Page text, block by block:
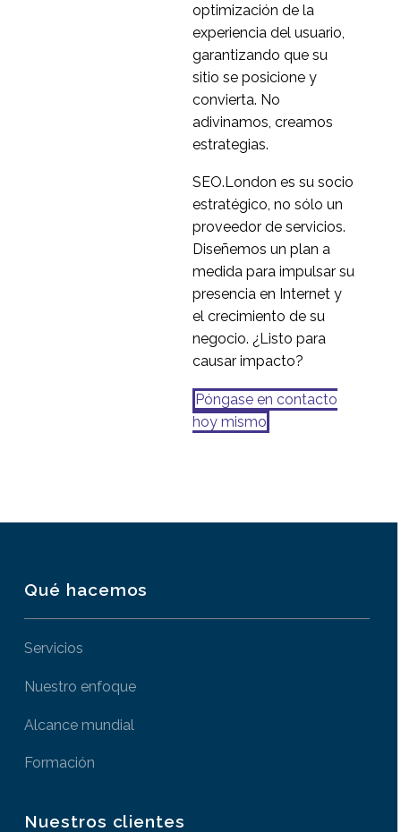
Tecnología vestible:
0
Pruebas de usabilidad
en los formularios
0
Principios de usabilidad
usabilidad de Jakob
Nielsen para el diseño
de interfaces de
0
optimización de la
experiencia del usuario,
garantizando que su
sitio se posicione y
convierta. No
adivinamos, creamos
estrategias.
SEO.London es su socio
estratégico, no sólo un
proveedor de servicios.
Diseñemos un plan a
medida para impulsar su
presencia en Internet y
el crecimiento de su
negocio. ¿Listo para
causar impacto?
Póngase en contacto
hoy mismo
Qué hacemos
Servicios
Nuestro enfoque
Alcance mundial
Formación
Nuestros clientes